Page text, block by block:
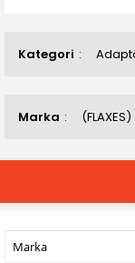
Kategori
Marka (FLAXES)
Marka